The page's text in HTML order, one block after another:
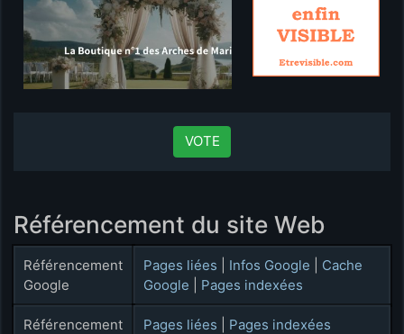
VOTE
Référencement du site Web
Référencement
Google
Pages liées Infos Google
Cache
Google
Pages indexées
Référencement
Pages liées Pages indexées